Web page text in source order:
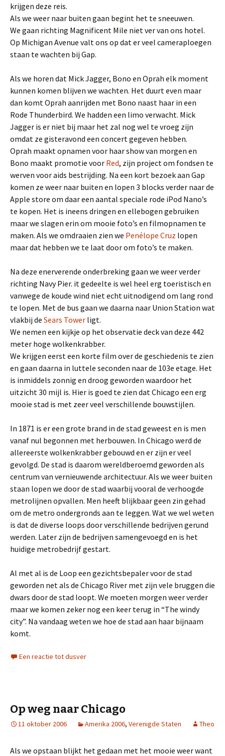
krijgen deze reis.
Als we weer naar buiten gaan begint het te sneeuwen.
We gaan richting Magnificent Mile niet ver van ons hotel.
Op Michigan Avenue valt ons op dat er veel cameraploegen
staan te wachten bij Gap.
Als we horen dat Mick Jagger, Bono en Oprah elk moment
kunnen komen blijven we wachten. Het duurt even maar
dan komt Oprah aanrijden met Bono naast haar in een
Rode Thunderbird. We hadden een limo verwacht. Mick
Jagger is er niet bij maar het zal nog wel te vroeg zijn
omdat ze gisteravond een concert gegeven hebben.
Oprah maakt opnamen voor haar show van morgen en
Bono maakt promotie voor Red, zijn project om fondsen te
werven voor aids bestrijding. Na een kort bezoek aan Gap
komen ze weer naar buiten en lopen 3 blocks verder naar de
Apple store om daar een aantal speciale rode iPod Nano’s
te kopen. Het is ineens dringen en ellebogen gebruiken
maar we slagen erin om mooie foto’s en filmopnamen te
maken. Als we omdraaien zien we Penélope Cruz lopen
maar dat hebben we te laat door om foto’s te maken.
Na deze enerverende onderbreking gaan we weer verder
richting Navy Pier. it gedeelte is wel heel erg toeristisch en
vanwege de koude wind niet echt uitnodigend om lang rond
te lopen. Met de bus gaan we daarna naar Union Station wat
vlakbij de Sears Tower ligt.
We nemen een kijkje op het observatie deck van deze 442
meter hoge wolkenkrabber.
We krijgen eerst een korte film over de geschiedenis te zien
en gaan daarna in luttele seconden naar de 103e etage. Het
is inmiddels zonnig en droog geworden waardoor het
uitzicht 30 mijl is. Hier is goed te zien dat Chicago een erg
mooie stad is met zeer veel verschillende bouwstijlen.
In 1871 is er een grote brand in de stad geweest en is men
vanaf nul begonnen met herbouwen. In Chicago werd de
allereerste wolkenkrabber gebouwd en er zijn er veel
gevolgd. De stad is daarom wereldberoemd geworden als
centrum van vernieuwende architectuur. Als we weer buiten
staan lopen we door de stad waarbij vooral de verhoogde
metrolijnen opvallen. Men heeft blijkbaar geen zin gehad
om de metro ondergronds aan te leggen. Wat we wel weten
is dat de diverse loops door verschillende bedrijven gerund
werden. Later zijn de bedrijven samengevoegd en is het
huidige metrobedrijf gestart.
Al met al is de Loop een gezichtsbepaler voor de stad
geworden net als de Chicago River met zijn vele bruggen die
dwars door de stad loopt. We moeten morgen weer verder
maar we komen zeker nog een keer terug in “The windy
city”. Na vandaag weten we hoe de stad aan haar bijnaam
komt.
Een reactie tot dusver
Op weg naar Chicago
11 oktober 2006 Amerika 2006, Verenigde Staten Theo
Als we opstaan blijkt het gedaan met het mooie weer want